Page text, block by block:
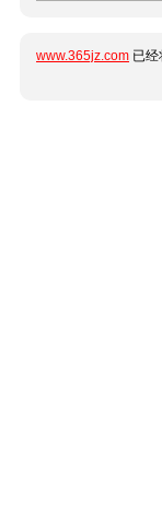
www.365jz.com 已